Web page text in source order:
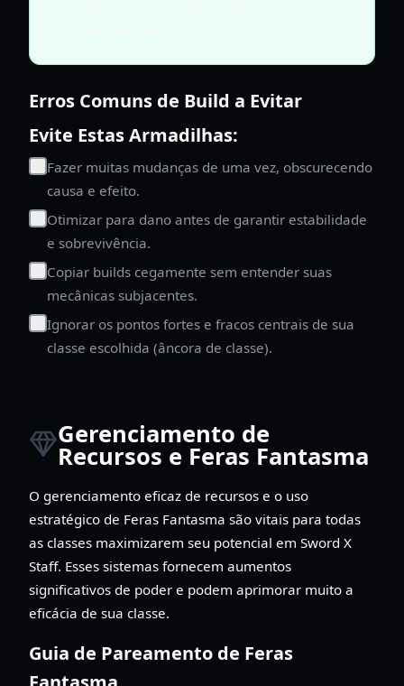
Erros Comuns de Build a Evitar
Evite Estas Armadilhas:
Fazer muitas mudanças de uma vez, obscurecendo
causa e efeito.
Otimizar para dano antes de garantir estabilidade
e sobrevivência.
Copiar builds cegamente sem entender suas
mecânicas subjacentes.
Ignorar os pontos fortes e fracos centrais de sua
classe escolhida (âncora de classe).
Gerenciamento de
Recursos e Feras Fantasma
O gerenciamento eficaz de recursos e o uso
estratégico de Feras Fantasma são vitais para todas
as classes maximizarem seu potencial em Sword X
Staff. Esses sistemas fornecem aumentos
significativos de poder e podem aprimorar muito a
eficácia de sua classe.
Guia de Pareamento de Feras